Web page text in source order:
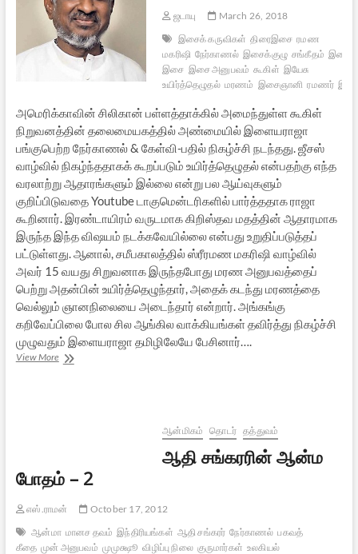
ஜடாயு
March 26, 2018
இசைக் கருவிகள் திரைஇசை ரமண
மகரிஷி நேர்காணல் இசைக்குழு சங்கீதம்
இசை இசை அனுபவம் கூகிள் இயேசு
உயிர்த்தெழுதல் மரணம் இசைஞானி ரமணர்
அமெரிக்காவின் சிலிகான் பள்ளத்தாக்கில் அமைந்துள்ள கூகிள்
நிறுவனத்தின் தலைமையகத்தில் அண்மையில் இளையராஜா
பங்குபெற்ற நேர்காணல் & கேள்வி-பதில் நிகழ்ச்சி நடந்தது. ஜீசஸ்
வாழ்வில் நிகழ்ந்ததாகக் கூறப்படும் உயிர்த்தெழுதல் என்பதற்கு எந்த
வரலாற்று ஆதாரங்களும் இல்லை என்று பல ஆய்வுகளும்
குறிப்பிடுவதை Youtube டாகுமென்டரிகளில் பார்த்ததாக ராஜா
கூறினார். இரண்டாயிரம் வருடமாக கிறிஸ்தவ மதத்தின் ஆதாரமாக
இருந்த இந்த விஷயம் நடக்கவேயில்லை என்பது உறுதிப்படுத்தப்
பட்டுள்ளது. ஆனால், சமீபகாலத்தில் ஸ்ரீரமண மகரிஷி வாழ்வில்
அவர் 15 வயது சிறுவனாக இருந்தபோது மரண அனுபவத்தைப்
பெற்று அதன்பின் உயிர்த்தெழுந்தார், அதைக் கடந்து மரணத்தை
வெல்லும் ஞானநிலையை அடைந்தார் என்றார். அங்கங்கு
கறிவேப்பிலை போல சில ஆங்கில வாக்கியங்கள் தவிர்த்து நிகழ்ச்சி
முழுவதும் இளையராஜா தமிழிலேயே பேசினார்….
View Moreஇளையராஜா
ஆன்மிகம் தொடர் தத்துவம்
ஆதி சங்கரரின் ஆன்ம
போதம் – 2
எஸ்.ராமன்
October 17, 2012
ஆன்மா மானச தவம் இந்திரியங்கள் ஆதி சங்கரர் நேர்காணல் பகவத்
கீதை முன் அனுபவம் முமுக்ஷூ விழிப்பு நிலை குருமார்கள் உலகியல்